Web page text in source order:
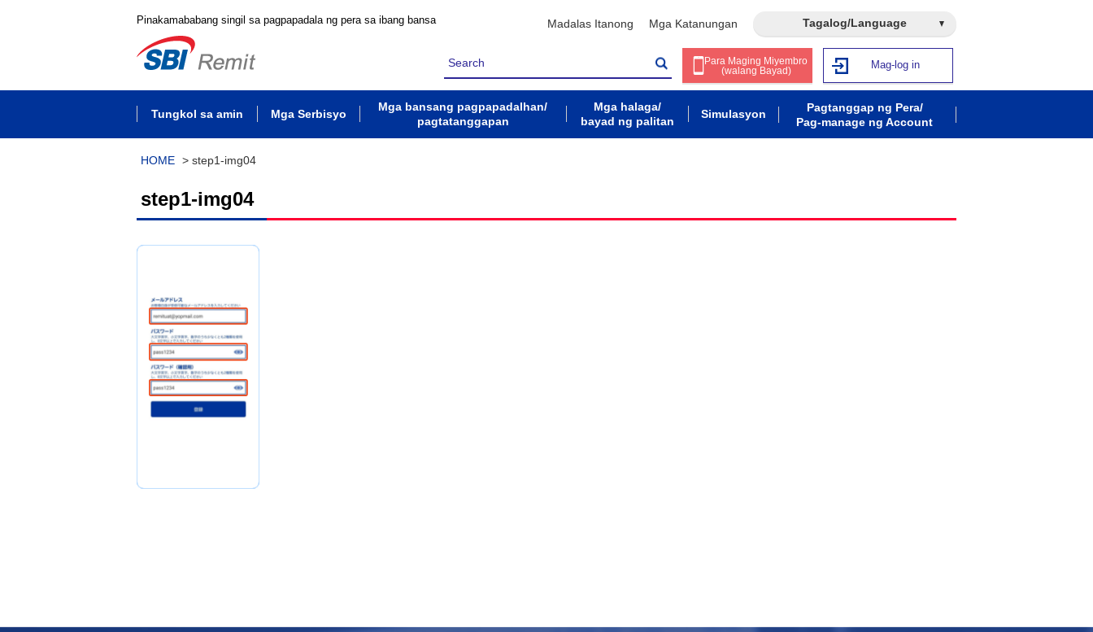
Pinakamababang singil sa pagpapadala ng pera sa ibang bansa Madalas Itanong Mga Katanungan Tagalog/Language
Para Maging Miyembro
(walang Bayad)
Mag-log in
Tungkol sa amin Mga Serbisyo
Mga bansang pagpapadalhan/
pagtatanggapan
Mga halaga/
bayad ng palitan
Simulasyon
Pagtanggap ng Pera/
Pag-manage ng Account
HOME > step1-img04
step1-img04